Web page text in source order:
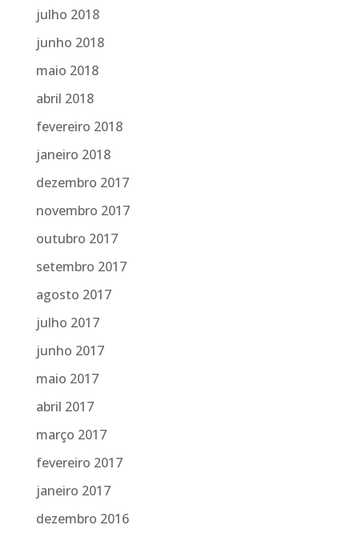
julho 2018
junho 2018
maio 2018
abril 2018
fevereiro 2018
janeiro 2018
dezembro 2017
novembro 2017
outubro 2017
setembro 2017
agosto 2017
julho 2017
junho 2017
maio 2017
abril 2017
março 2017
fevereiro 2017
janeiro 2017
dezembro 2016